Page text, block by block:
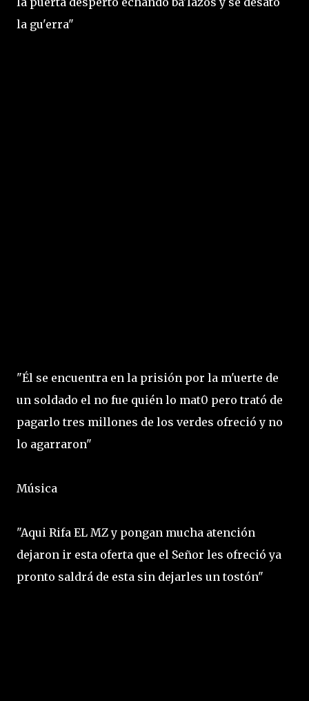
la gu'erra"
"Él se encuentra en la prisión por la m'uerte de
un soldado el no fue quién lo mat0 pero trató de
pagarlo tres millones de los verdes ofreció y no
lo agarraron"
Música
"Aqui Rifa EL MZ y pongan mucha atención
dejaron ir esta oferta que el Señor les ofreció ya
pronto saldrá de esta sin dejarles un tostón"